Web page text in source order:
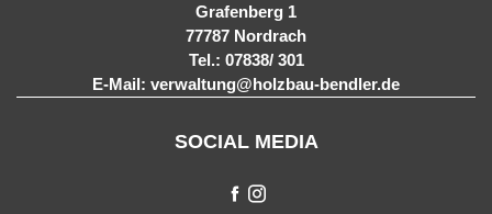
Grafenberg 1
77787 Nordrach
Tel.: 07838/ 301
E-Mail: verwaltung@holzbau-bendler.de
SOCIAL MEDIA